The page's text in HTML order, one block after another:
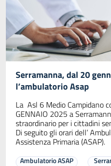
Serramanna, dal 20
l’ambulatorio Asap
La Asl 6 Medio Campidano
GENNAIO 2025 a
straordinario per i cittadini
Di seguito gli orari dell’
Assistenza Primaria (ASAP).
Ambulatorio ASAP